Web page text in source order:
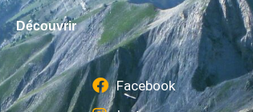
Découvrir
Facebook